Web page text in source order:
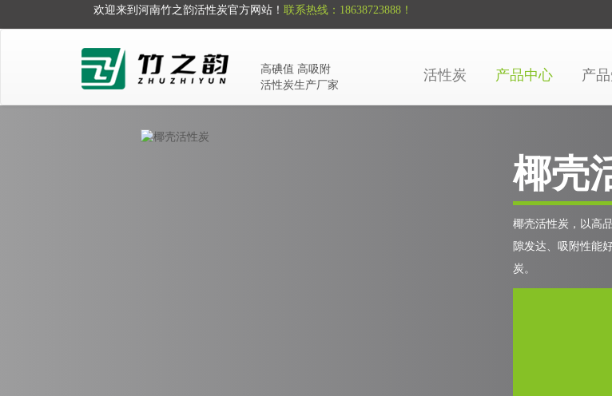
欢迎来到河南竹之韵活性炭官方网站！ 联系热线：18638723888！
高碘值 高吸附
活性炭生产厂家
活性炭 产品中心 产
椰壳
椰壳活性炭，以高
隙发达、吸附性能
炭。